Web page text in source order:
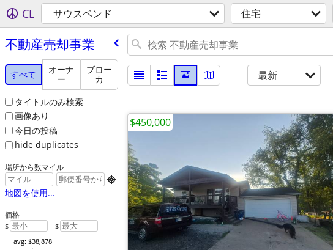
CL サウスベンド 住宅
不動産売却事業
すべて
オーナ
ー
ブロー
カ
タイトルのみ検索
画像あり
今日の投稿
hide duplicates
場所から数マイル

地図を使用...
価格
$ – $
avg: $38,878
最新
$450,000